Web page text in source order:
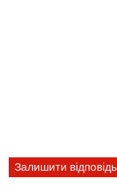
Залишити відповідь